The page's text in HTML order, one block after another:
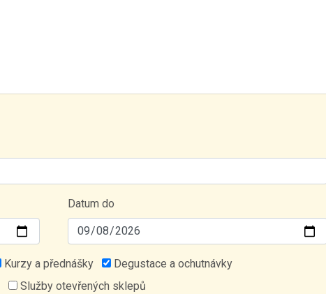
Datum do
Kurzy a přednášky
Degustace a ochutnávky
Služby otevřených sklepů